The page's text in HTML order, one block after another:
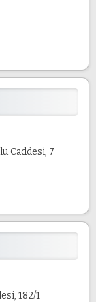
Caddesi, 7
182/1